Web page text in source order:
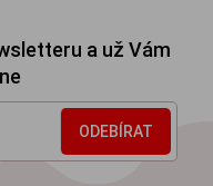
a už Vám
ODEBÍRAT